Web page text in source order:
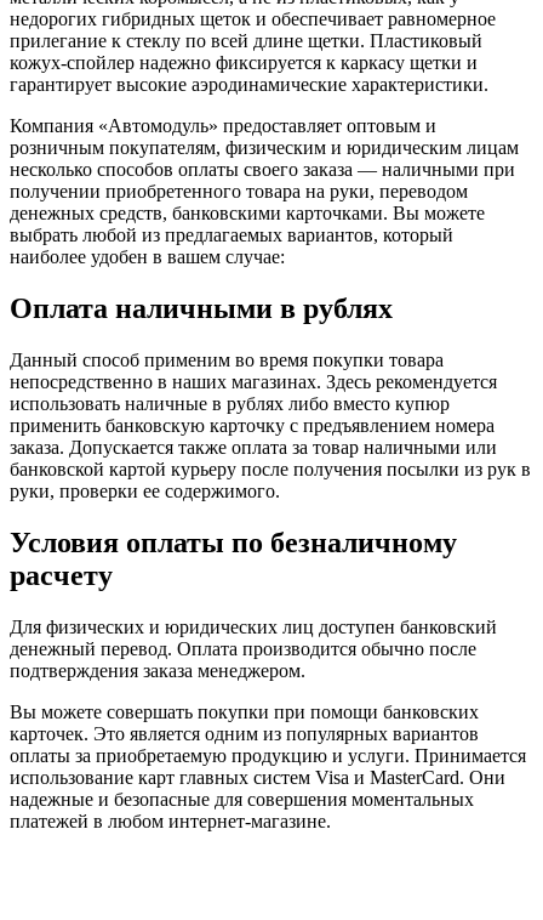
недорогих гибридных щеток и обеспечивает равномерное
прилегание ‎к стеклу по всей длине щетки. Пластиковый
кожух-спойлер надежно фиксируется к ‎каркасу щетки и
гарантирует высокие аэродинамические характеристики.
Компания «Автомодуль» предоставляет оптовым и
розничным покупателям, физическим и юридическим лицам
несколько способов оплаты своего заказа — наличными при
получении приобретенного товара на руки, переводом
денежных средств, банковскими карточками. Вы можете
выбрать любой из предлагаемых вариантов, который
наиболее удобен в вашем случае:
Оплата наличными в рублях
Данный способ применим во время покупки товара
непосредственно в наших магазинах. Здесь рекомендуется
использовать наличные в рублях либо вместо купюр
применить банковскую карточку с предъявлением номера
заказа. Допускается также оплата за товар наличными или
банковской картой курьеру после получения посылки из рук в
руки, проверки ее содержимого.
Условия оплаты по безналичному
расчету
Для физических и юридических лиц доступен банковский
денежный перевод. Оплата производится обычно после
подтверждения заказа менеджером.
Вы можете совершать покупки при помощи банковских
карточек. Это является одним из популярных вариантов
оплаты за приобретаемую продукцию и услуги. Принимается
использование карт главных систем Visa и MasterCard. Они
надежные и безопасные для совершения моментальных
платежей в любом интернет-магазине.